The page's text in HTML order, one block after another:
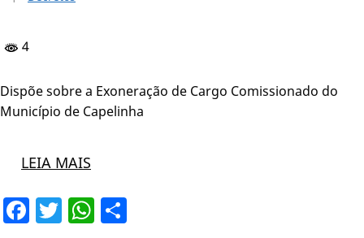
4
Dispõe sobre a Exoneração de Cargo Comissionado do
Município de Capelinha
LEIA MAIS
Facebook
TwitterWhatsApp